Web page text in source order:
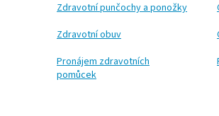
Zdravotní punčochy a ponožky
Zdravotní obuv
Pronájem zdravotních
pomůcek